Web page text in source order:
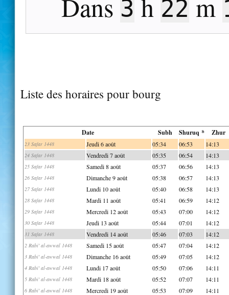
Dans 3 h 22 m
Liste des horaires pour bourg
Date Subh Shuruq * Zhur
23 Safar 1448 Jeudi 6 août 05:34 06:53 14:13
24 Safar 1448 Vendredi 7 août 05:35 06:54 14:13
25 Safar 1448 Samedi 8 août 05:37 06:56 14:13
26 Safar 1448 Dimanche 9 août 05:38 06:57 14:13
27 Safar 1448 Lundi 10 août 05:40 06:58 14:13
28 Safar 1448 Mardi 11 août 05:41 06:59 14:12
29 Safar 1448 Mercredi 12 août 05:43 07:00 14:12
30 Safar 1448 Jeudi 13 août 05:44 07:01 14:12
31 Safar 1448 Vendredi 14 août 05:46 07:03 14:12
2 Rabi' al-awwal 1448 Samedi 15 août 05:47 07:04 14:12
3 Rabi' al-awwal 1448 Dimanche 16 août 05:49 07:05 14:12
4 Rabi' al-awwal 1448 Lundi 17 août 05:50 07:06 14:11
5 Rabi' al-awwal 1448 Mardi 18 août 05:52 07:07 14:11
6 Rabi' al-awwal 1448 Mercredi 19 août 05:53 07:09 14:11